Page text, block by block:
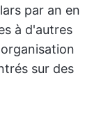
par an en
à d'autres
sur des